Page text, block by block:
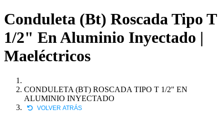
Conduleta (Bt) Roscada Tipo T
1/2" En Aluminio Inyectado |
Maeléctricos
CONDULETA (BT) ROSCADA TIPO T 1/2" EN
ALUMINIO INYECTADO
VOLVER ATRÁS